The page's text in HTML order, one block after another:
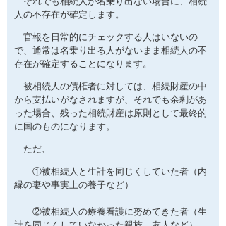
人の不存在が確定します。
官報を日常的にチェックする人はいないの
で、通常は名乗り出る人がないまま相続人の不
存在が確定することになります。
被相続人の債権者に対しては、相続財産の中
から支払いがなされますが、それでも余剰があ
った場合、残った相続財産は原則として最終的
に国のものになります。
ただ、
①被相続人と生計を同じくしていた者（内
縁の妻や事実上の養子など）
②被相続人の療養看護に努めてきた者（生